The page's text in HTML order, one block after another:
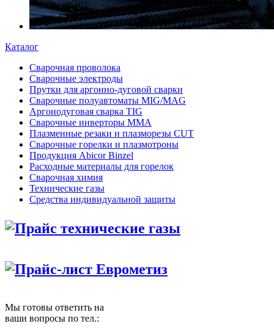
Каталог
Сварочная проволока
Сварочные электроды
Прутки для аргонно-дуговой сварки
Сварочные полуавтоматы MIG/MAG
Аргонодуговая сварка TIG
Сварочные инверторы MMA
Плазменные резаки и плазморезы CUT
Сварочные горелки и плазмотроны
Продукция Abicor Binzel
Расходные материалы для горелок
Сварочная химия
Технические газы
Средства индивидуальной защиты
Прайс технические газы
Прайс-лист Еврометиз
Мы готовы ответить на
ваши вопросы по тел.: